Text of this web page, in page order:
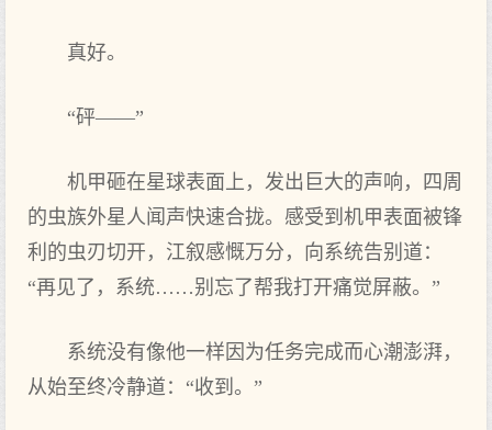
真好。
“砰——”
机甲砸在星球表面上，发出巨大的声响，四周
的虫族外星人闻声快速合拢。感受到机甲表面被锋
利的虫刃切开，江叙感慨万分，向系统告别道：
“再见了，系统……别忘了帮我打开痛觉屏蔽。”
系统没有像他一样因为任务完成而心潮澎湃，
从始至终冷静道：“收到。”